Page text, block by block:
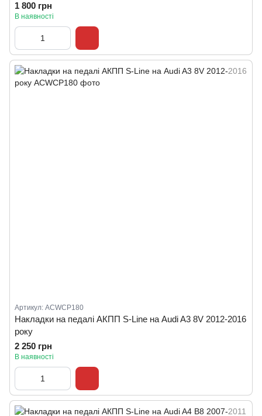
1 800 грн
В наявності
Артикул: ACWCP180
Накладки на педалі АКПП S-Line на Audi A3 8V 2012-2016
року
2 250 грн
В наявності